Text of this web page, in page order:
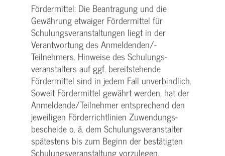
Fördermittel: Die Beantragung und die
Gewährung etwaiger Fördermittel für
Schulungs­veranstaltungen liegt in der
Verantwortung des Anmeldenden/­
Teilnehmers. Hinweise des Schulungs­
veranstalters auf ggf. bereitstehende
Fördermittel sind in jedem Fall unverbindlich.
Soweit Fördermittel gewährt werden, hat der
Anmeldende/­Teilnehmer entsprechend den
jeweiligen Förderrichtlinien Zuwendungs­
bescheide o. ä. dem Schulungs­veranstalter
spätestens bis zum Beginn der bestätigten
Schulungs­veranstaltung vorzulegen.